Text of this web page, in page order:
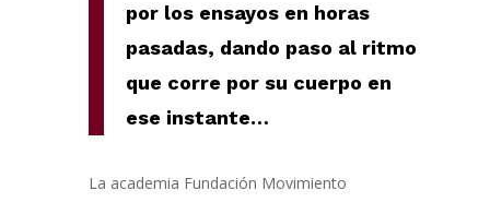
por los ensayos en horas
pasadas, dando paso al ritmo
que corre por su cuerpo en
ese instante…
La academia Fundación Movimiento